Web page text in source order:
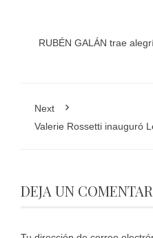
RUBÉN GALÁN trae
Next
Valerie Rossetti inauguró
DEJA UN